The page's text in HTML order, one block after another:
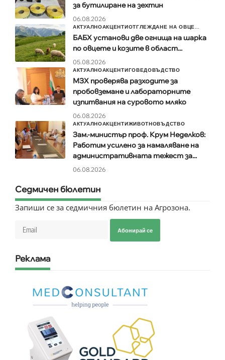
за бутилиране на зехтин
06.08.2026
АКТУАЛНОАКЦЕНТИОТГЛЕЖДАНЕ НА ОВЦЕ...
БАБХ установи две огнища на шарка
по овцете и козите в област...
05.08.2026
АКТУАЛНОАКЦЕНТИГОВЕДОВЪДСТВО
МЗХ проверява разходите за
пробовземане и лабораторните
изпитвания на суровото мляко
06.08.2026
АКТУАЛНОАКЦЕНТИЖИВОТНОВЪДСТВО
Зам.-министър проф. Крум Неделков:
Работим усилено за намаляване на
административната тежест за...
06.08.2026
Седмичен бюлетин
Запиши се за седмичния бюлетин на Агрозона.
Абонирай се
Реклама